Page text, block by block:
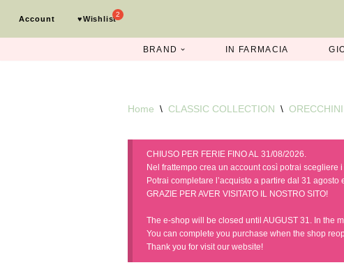
Vai
Account ♥︎Wishlist
BRAND IN FARMACIA
Home \ CLASSIC COLLECTION \ ORECCHINI
CHIUSO PER FERIE FINO AL 31/08/2026.
Nel frattempo crea un account così potrai
Potrai completare l’acquisto a partire dal 31
GRAZIE PER AVER VISITATO IL NOSTRO SITO!
The e-shop will be closed until AUGUST 31. In the
You can complete you purchase when the shop
Thank you for visit our website!